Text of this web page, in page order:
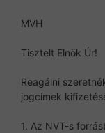
MVH
Tisztelt Elnök Úr!
Reagálni
jogcímek
1. Az NVT-s